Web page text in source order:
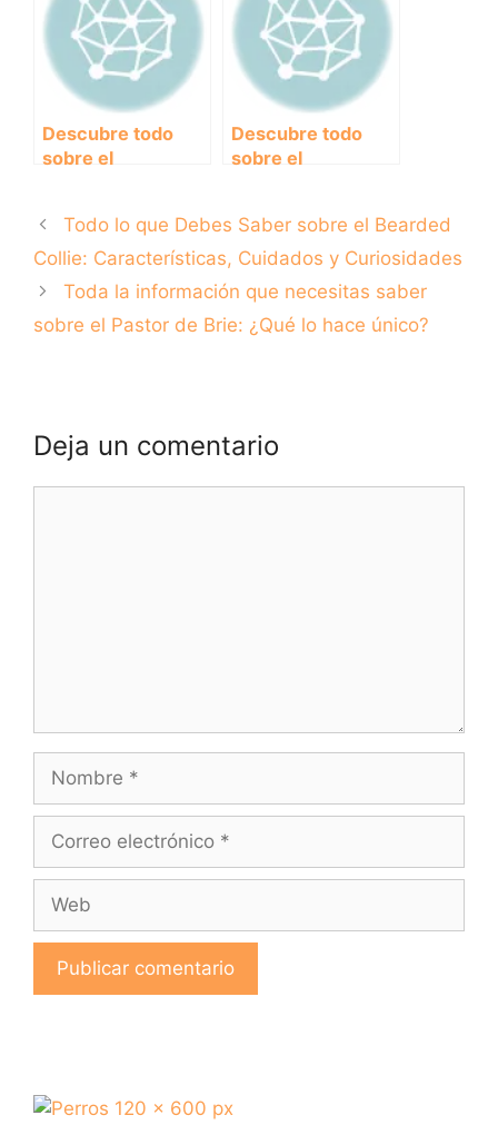
Canina
Descubre todo
sobre el
Características,
cuidados y
curiosidades
Descubre todo
sobre el
historia,
características y
Todo lo que Debes Saber sobre el Bearded
Collie: Características, Cuidados y Curiosidades
Toda la información que necesitas saber
sobre el Pastor de Brie: ¿Qué lo hace único?
Deja un comentario